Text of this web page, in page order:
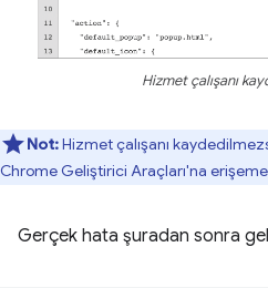
Hizmet çalışanı
Not:Hizmet çalışanı
Chrome Geliştirici Araçları'na
Gerçek hata şuradan sonra